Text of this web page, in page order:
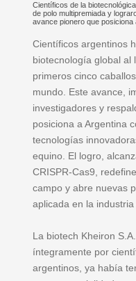
Científicos de la
de polo multipremiada y
avance pionero que posiciona
Científicos argentinos
biotecnología global al
primeros cinco
mundo. Este avance,
investigadores y
posiciona a Argentina
tecnologías
equino. El logro,
CRISPR-Cas9,
campo y abre nuevas
aplicada en la
La biotech Kheiron
íntegramente por
argentinos, ya había